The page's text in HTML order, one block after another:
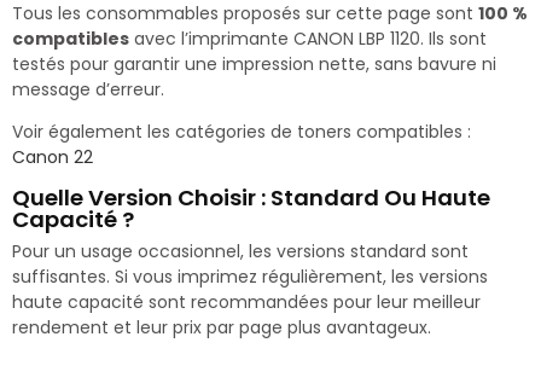
Tous les consommables proposés sur cette page sont 100 %
compatibles avec l’imprimante CANON LBP 1120. Ils sont
testés pour garantir une impression nette, sans bavure ni
message d’erreur.
Voir également les catégories de toners compatibles :
Canon 22
Quelle Version Choisir : Standard Ou Haute
Capacité ?
Pour un usage occasionnel, les versions standard sont
suffisantes. Si vous imprimez régulièrement, les versions
haute capacité sont recommandées pour leur meilleur
rendement et leur prix par page plus avantageux.